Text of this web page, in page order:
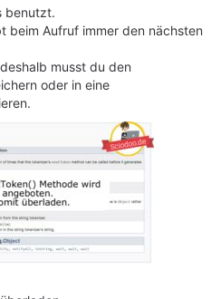
benutzt.
beim Aufruf immer den nächsten
musst du den
oder in eine